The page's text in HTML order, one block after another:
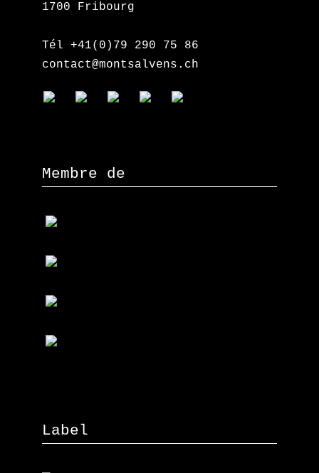
1700 Fribourg
Tél +41(0)79 290 75 86
contact@montsalvens.ch
Membre de
Label